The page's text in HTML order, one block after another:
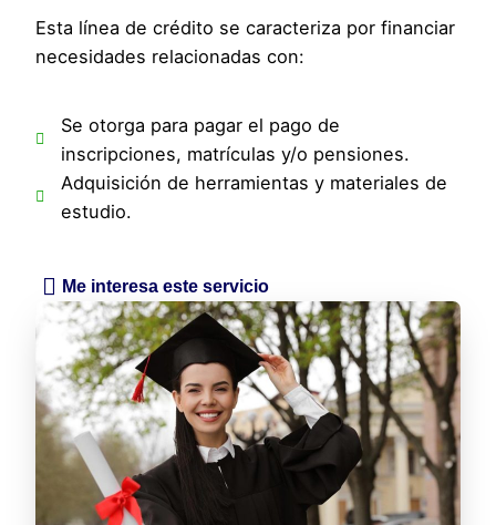
Esta línea de crédito se caracteriza por financiar
necesidades relacionadas con:
Se otorga para pagar el pago de
inscripciones, matrículas y/o pensiones.
Adquisición de herramientas y materiales de
estudio.
Me interesa este servicio